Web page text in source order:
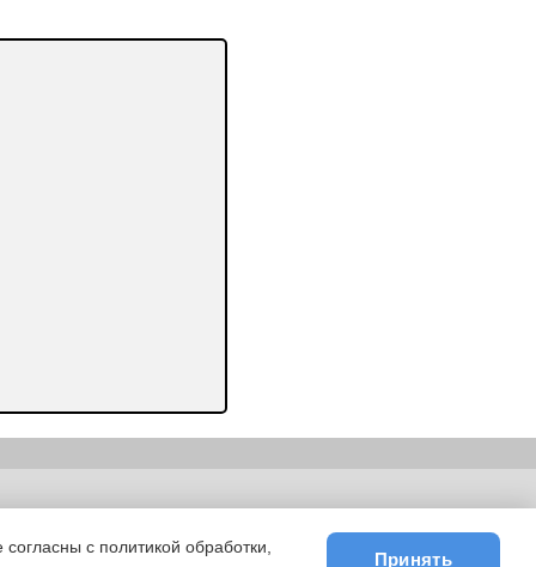
|E-mail
с политикой обработки,
Принять